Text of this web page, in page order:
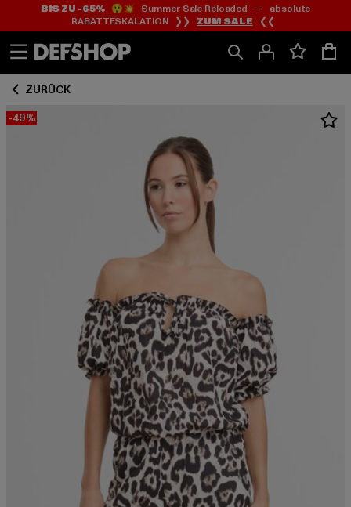
Zum
Inhalt
springen
Zum
Fußzeile
springen
BIS ZU -65%😲💥 Summer Sale Reloaded — absolute
RABATTESKALATION ❯❯ ZUM SALE ❮❮
ZURÜCK
-49%